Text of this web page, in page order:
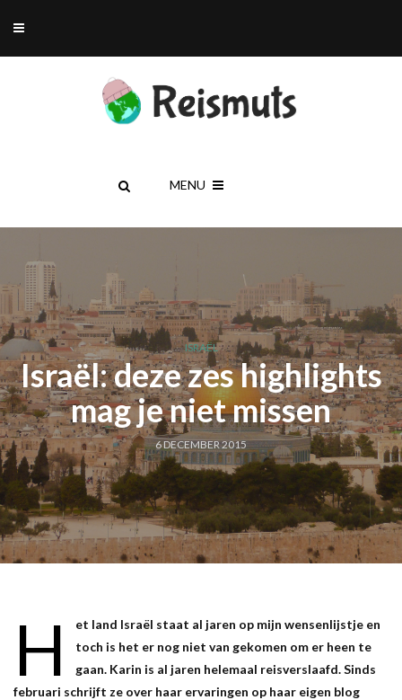
MENU
ISRAËL
Israël: deze zes highlights
mag je niet missen
6 DECEMBER 2015
H
et land Israël staat al jaren op mijn wensenlijstje en
toch is het er nog niet van gekomen om er heen te
gaan. Karin is al jaren helemaal reisverslaafd. Sinds
februari schrijft ze over haar ervaringen op haar eigen blog